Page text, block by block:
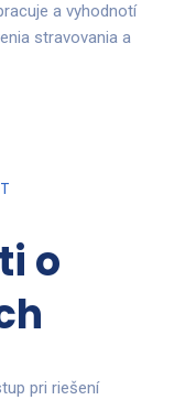
a vyhodnotí
stravovania a
o
pri riešení